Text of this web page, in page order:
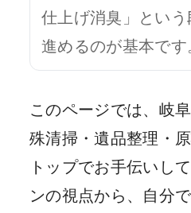
仕上げ消臭」とい
進めるのが基本です
このページでは、岐
殊清掃・遺品整理・
トップでお手伝いし
ンの視点から、自分